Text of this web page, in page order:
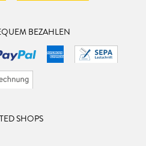
BEZAHLEN
SHOPS